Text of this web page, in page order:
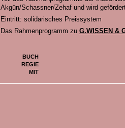
Akgün/Schassner/Zehaf und wird
Eintritt: solidarisches Preissystem
Das Rahmenprogramm zu G.WISSEN &
BUCH
REGIE
MIT